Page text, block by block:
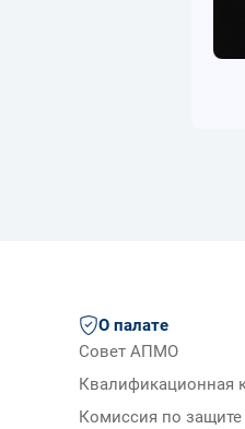
О палате
Совет АПМО
Квалификационная
Комиссия по